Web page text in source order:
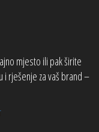
mjesto ili pak širite
i rješenje za vaš brand –